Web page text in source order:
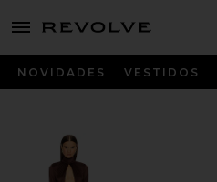
menu - shows more content
NOVIDADES VESTIDOS